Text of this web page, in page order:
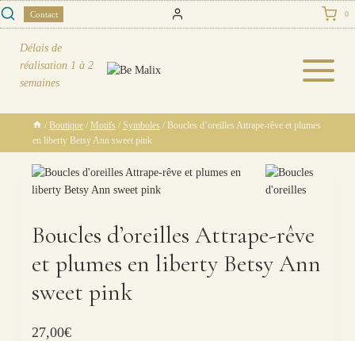
Skip
to
content
Contact 0
Délais de
réalisation 1 à 2
semaines
/ Boutique / Motifs / Symboles / Boucles d’oreilles Attrape-rêve et plumes
en liberty Betsy Ann sweet pink
Boucles d’oreilles Attrape-rêve
et plumes en liberty Betsy Ann
sweet pink
27,00€